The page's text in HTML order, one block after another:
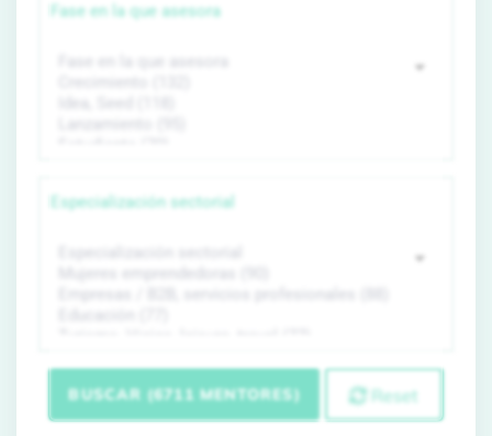
Fase en la que asesora
Especialización sectorial
BUSCAR (6711 MENTORES) Reset